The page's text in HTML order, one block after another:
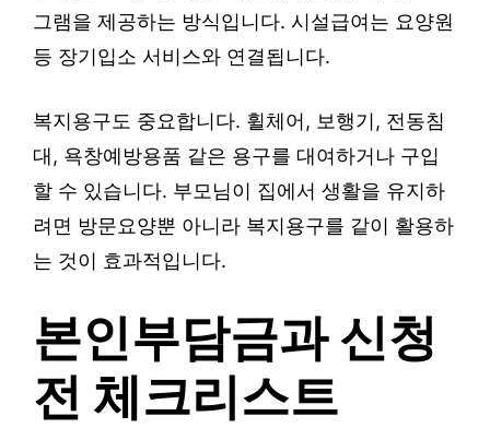
그램을 제공하는 방식입니다. 시설급여는 요양원
등 장기입소 서비스와 연결됩니다.
복지용구도 중요합니다. 휠체어, 보행기, 전동침
대, 욕창예방용품 같은 용구를 대여하거나 구입
할 수 있습니다. 부모님이 집에서 생활을 유지하
려면 방문요양뿐 아니라 복지용구를 같이 활용하
는 것이 효과적입니다.
본인부담금과 신청
전 체크리스트